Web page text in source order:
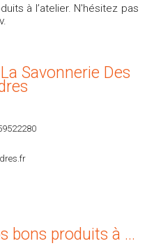
à l’atelier. N'hésitez pas
Savonnerie Des
bons produits à ...